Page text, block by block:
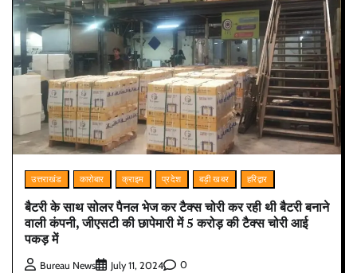
उत्तराखंड कारोबार क्राइम प्रदेश बड़ी खबर हरिद्वार
बैटरी के साथ सोलर पैनल भेज कर टैक्स चोरी कर रही थी बैटरी बनाने
वाली कंपनी, जीएसटी की छापेमारी में 5 करोड़ की टैक्स चोरी आई
पकड़ में
Bureau News July 11, 2024 0